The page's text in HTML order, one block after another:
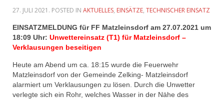
27. JULI 2021 . POSTED IN AKTUELLES, EINSÄTZE, TECHNISCHER EINSATZ
EINSATZMELDUNG für FF Matzleinsdorf am 27.07.2021 um
18:09 Uhr: Unwettereinsatz (T1) für Matzleinsdorf –
Verklausungen beseitigen
Heute am Abend um ca. 18:15 wurde die Feuerwehr
Matzleinsdorf von der Gemeinde Zelking- Matzleinsdorf
alarmiert um Verklausungen zu lösen. Durch die Unwetter
verlegte sich ein Rohr, welches Wasser in der Nähe des